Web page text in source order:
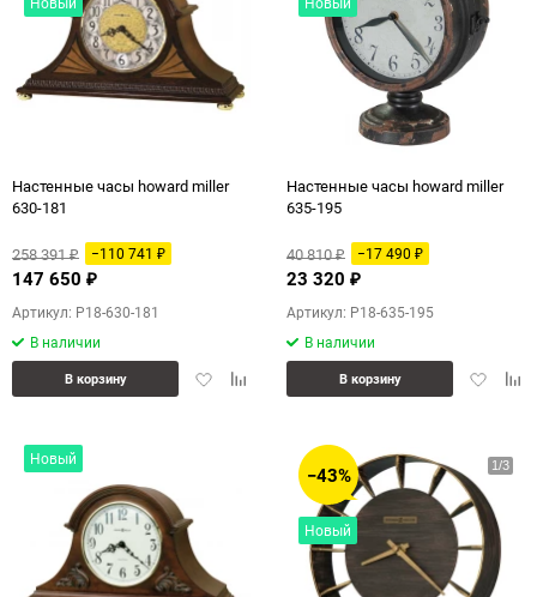
Настенные часы howard miller
630-181
258 391₽ −110 741 ₽
147 650 ₽
Артикул: P18-630-181
В наличии
ДобавитьДобавить
В корзину
Настенные часы howard miller
635-195
40 810₽ −17 490 ₽
23 320 ₽
Артикул: P18-635-195
В наличии
В корзину
Новый
−43%
Новый